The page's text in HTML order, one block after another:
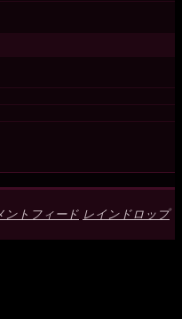
ントフィード レインドロップ